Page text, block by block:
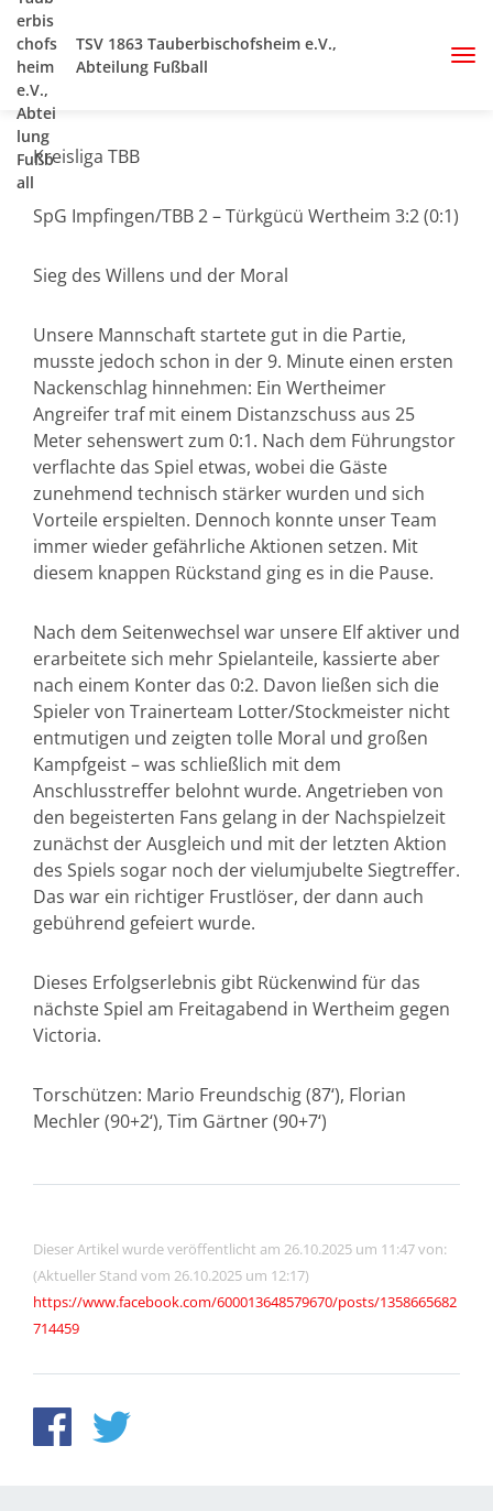
TSV 1863 Tauberbischofsheim e.V.,
Abteilung Fußball
Kreisliga TBB
SpG Impfingen/TBB 2 – Türkgücü Wertheim 3:2 (0:1)
Sieg des Willens und der Moral
Unsere Mannschaft startete gut in die Partie,
musste jedoch schon in der 9. Minute einen ersten
Nackenschlag hinnehmen: Ein Wertheimer
Angreifer traf mit einem Distanzschuss aus 25
Meter sehenswert zum 0:1. Nach dem Führungstor
verflachte das Spiel etwas, wobei die Gäste
zunehmend technisch stärker wurden und sich
Vorteile erspielten. Dennoch konnte unser Team
immer wieder gefährliche Aktionen setzen. Mit
diesem knappen Rückstand ging es in die Pause.
Nach dem Seitenwechsel war unsere Elf aktiver und
erarbeitete sich mehr Spielanteile, kassierte aber
nach einem Konter das 0:2. Davon ließen sich die
Spieler von Trainerteam Lotter/Stockmeister nicht
entmutigen und zeigten tolle Moral und großen
Kampfgeist – was schließlich mit dem
Anschlusstreffer belohnt wurde. Angetrieben von
den begeisterten Fans gelang in der Nachspielzeit
zunächst der Ausgleich und mit der letzten Aktion
des Spiels sogar noch der vielumjubelte Siegtreffer.
Das war ein richtiger Frustlöser, der dann auch
gebührend gefeiert wurde.
Dieses Erfolgserlebnis gibt Rückenwind für das
nächste Spiel am Freitagabend in Wertheim gegen
Victoria.
Torschützen: Mario Freundschig (87‘), Florian
Mechler (90+2‘), Tim Gärtner (90+7‘)
Dieser Artikel wurde veröffentlicht am 26.10.2025 um 11:47 von:
(Aktueller Stand vom 26.10.2025 um 12:17)
https://www.facebook.com/600013648579670/posts/1358665682
714459